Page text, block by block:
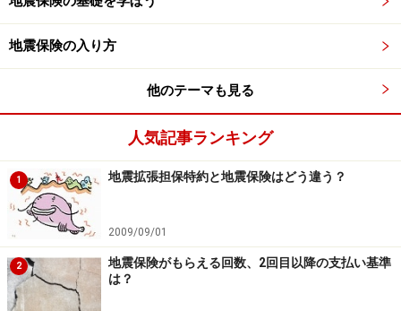
います。一例を挙げると以下のようなキャンセルがあり
ます。
＜キャンセル保険の対象となるキャンセル事由の例＞
本人、同行者などの死亡または危篤
本人やその配偶者、親族がケガや病気入院
感染症の発病
渡航先から出入国規制が発せられた
利用予定の交通機関の遅延や欠航
参加予定のイベントの中止や延期
渡航先で地震・噴火、これらによる津波、戦争、暴
地震保険の入り方
他のテーマも見る
人気記事ランキング
1 地震拡張担保特約と地震保険はどう違う？
2009/09/01
2
地震保険がもらえる回数、2回目以降の支払い基準
は？